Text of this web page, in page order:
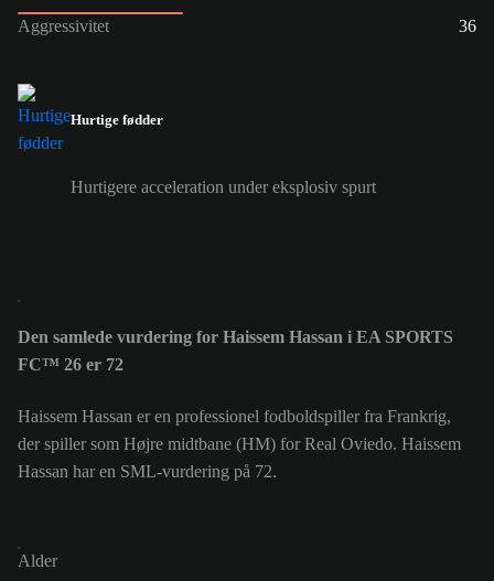
Aggressivitet
36
Hurtige fødder
Hurtigere acceleration under eksplosiv spurt
Den samlede vurdering for Haissem Hassan i EA SPORTS
FC™ 26 er 72
Haissem Hassan er en professionel fodboldspiller fra Frankrig,
der spiller som Højre midtbane (HM) for Real Oviedo. Haissem
Hassan har en SML-vurdering på 72.
Alder